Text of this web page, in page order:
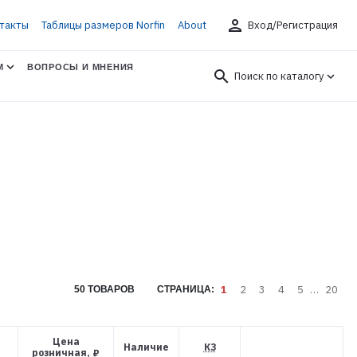
Таблицы размеров Norfin About person Вход/Регистрация
ВОПРОСЫ И МНЕНИЯ
search Поиск по каталогу
50 ТОВАРОВ СТРАНИЦА: 1 2 3 4 5 … 20
Цена
розничная, ₽
Наличие КЗ